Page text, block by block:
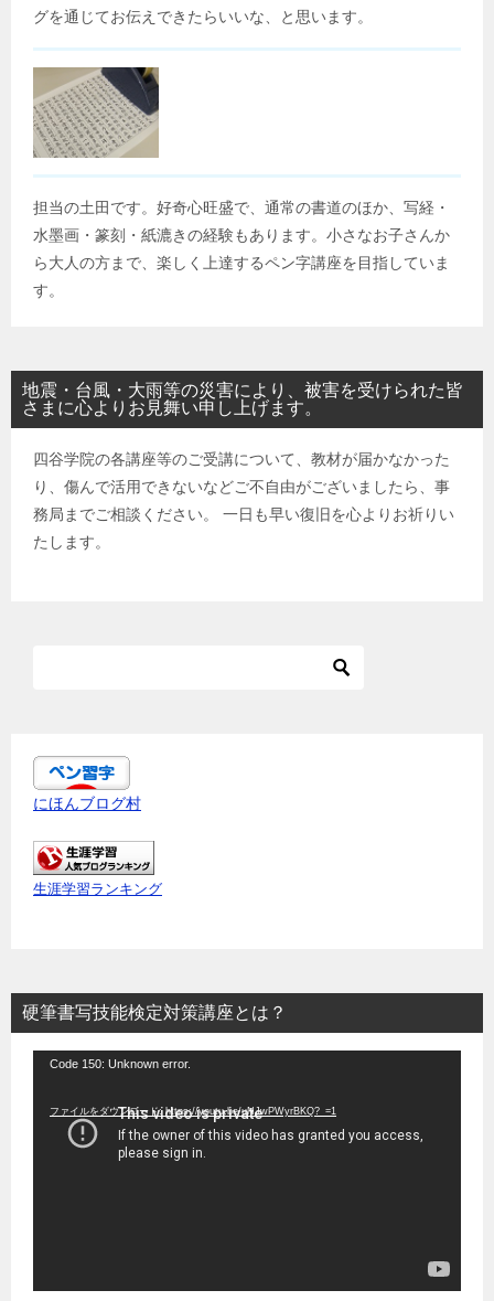
グを通じてお伝えできたらいいな、と思います。
担当の土田です。好奇心旺盛で、通常の書道のほか、写経・
水墨画・篆刻・紙漉きの経験もあります。小さなお子さんか
ら大人の方まで、楽しく上達するペン字講座を目指していま
す。
地震・台風・大雨等の災害により、被害を受けられた皆
さまに心よりお見舞い申し上げます。
四谷学院の各講座等のご受講について、教材が届かなかった
り、傷んで活用できないなどご不自由がございましたら、事
務局までご相談ください。 一日も早い復旧を心よりお祈りい
たします。
にほんブログ村
生涯学習ランキング
硬筆書写技能検定対策講座とは？
Code 150: Unknown error.
ファイルをダウンロード: https://youtu.be/uNJwPWyrBKQ?_=1